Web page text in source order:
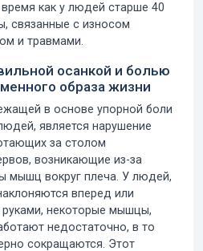
как у людей старше 40
связанные с износом
и травмами.
осанкой и болью
образа жизни
в основе упорной боли
является нарушение
за столом
возникающие из-за
мышц вокруг плеча. У людей,
вперед или
некоторые мышцы,
недостаточно, в то
сокращаются. Этот